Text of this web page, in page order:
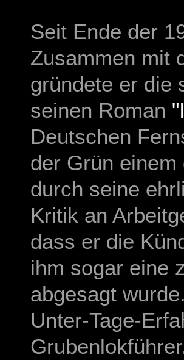
Seit Ende der
Zusammen mit
gründete er die
seinen Roman
Deutschen
der Grün
durch seine
Kritik an
dass er die
ihm sogar eine
abgesagt
Unter-Tage-